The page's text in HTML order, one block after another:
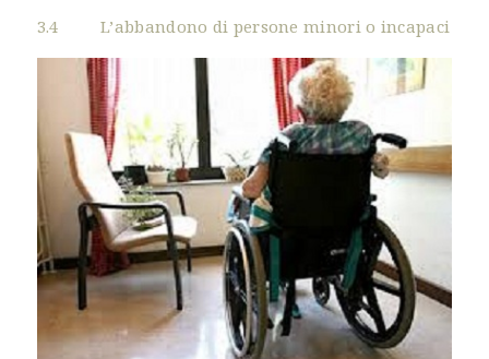
3.4 L’abbandono di persone minori o incapaci